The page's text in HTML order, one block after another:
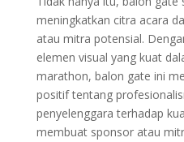
meningkatkan citra acara
atau mitra potensial.
elemen visual yang kuat
marathon, balon gate ini
positif tentang
penyelenggara terhadap
membuat sponsor atau